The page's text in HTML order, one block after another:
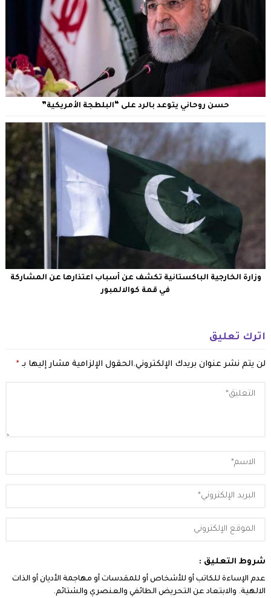
حسن روحاني يتوعد بالرد على “البلطجة الأمريكية”
وزارة الخارجية الباكستانية تكشف عن أسباب اعتذارها عن المشاركة
في قمة كوالالمبور
اترك تعليق
لن يتم نشر عنوان بريدك الإلكتروني.الحقول الإلزامية مشار إليها بـ *
شروط التعليق :
عدم الإساءة للكاتب أو للأشخاص أو للمقدسات أو مهاجمة الأديان أو الذات
الالهية. والابتعاد عن التحريض الطائفي والعنصري والشتائم.